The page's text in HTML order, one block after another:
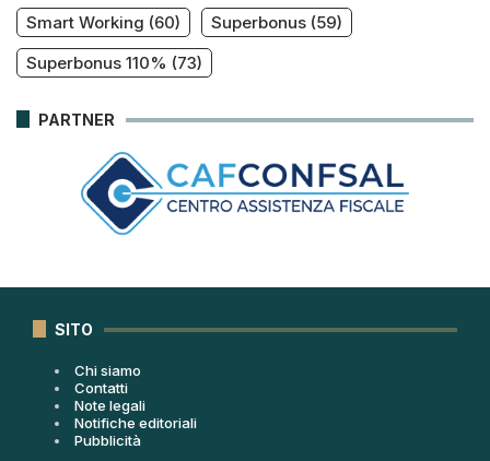
Smart Working (60) Superbonus (59)
Superbonus 110% (73)
PARTNER
SITO
Chi siamo
Contatti
Note legali
Notifiche editoriali
Pubblicità